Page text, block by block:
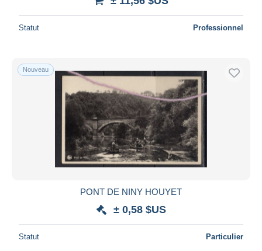
Statut Professionnel
Nouveau
PONT DE NINY HOUYET
± 0,58 $US
Statut Particulier